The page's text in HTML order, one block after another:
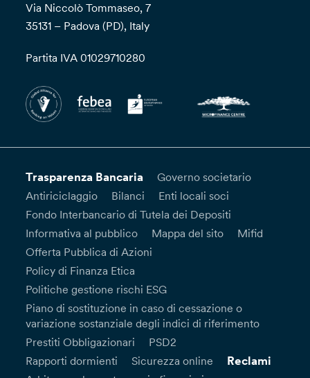
Via Niccolò Tommaseo, 7
35131 – Padova (PD), Italy
Partita IVA 01029710280
Trasparenza Bancaria
Governo societario
Antiriciclaggio
Bilanci
Enti locali soci
Fondo Interbancario di Tutela dei Depositi
Informativa al pubblico
Mappa del sito
Mifid
Offerta Pubblica di Azioni
Policy di Finanza Etica
Politiche gestione rischi ESG
Piano di sostituzione in caso di cessazione o
variazione sostanziale degli indici di riferimento
Prestiti Obbligazionari
PSD2
Rapporti dormienti
Sicurezza online Reclami